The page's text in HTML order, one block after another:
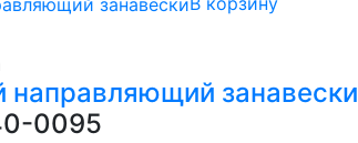
направляющий занавески
0095